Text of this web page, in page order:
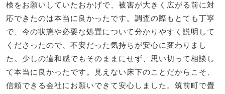
検をお願いしていたおかげで、被害が大きく広がる前に対
応できたのは本当に良かったです。調査の際もとても丁寧
で、今の状態や必要な処置について分かりやすく説明して
くださったので、不安だった気持ちが安心に変わりまし
た。少しの違和感でもそのままにせず、思い切って相談し
て本当に良かったです。見えない床下のことだからこそ、
信頼できる会社にお願いできて安心しました。筑前町で畳